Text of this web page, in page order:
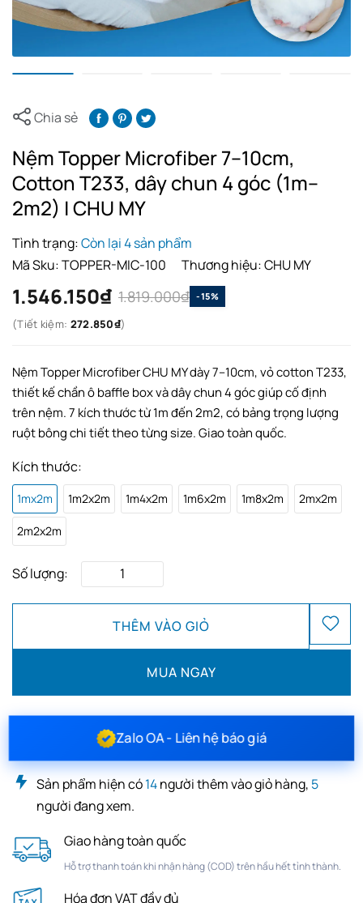
Chia sẻ
Nệm Topper Microfiber 7–10cm,
Cotton T233, dây chun 4 góc (1m–
2m2) | CHU MY
Tình trạng:Còn lại 4 sản phẩm
Mã Sku:TOPPER-MIC-100 Thương hiệu:CHU MY
1.546.150₫ 1.819.000₫ -15%
(Tiết kiệm: 272.850₫)
Nệm Topper Microfiber CHU MY dày 7–10cm, vỏ cotton T233,
thiết kế chần ô baffle box và dây chun 4 góc giúp cố định
trên nệm. 7 kích thước từ 1m đến 2m2, có bảng trọng lượng
ruột bông chi tiết theo từng size. Giao toàn quốc.
Kích thước:
1mx2m 1m2x2m 1m4x2m 1m6x2m 1m8x2m 2mx2m
2m2x2m
Số lượng:
THÊM VÀO GIỎ
MUA NGAY
Zalo OA - Liên hệ báo giá
Sản phẩm hiện có14người thêm vào giỏ hàng, 5
người đang xem.
Giao hàng toàn quốc
Hỗ trợ thanh toán khi nhận hàng (COD) trên hầu hết tỉnh thành.
Hóa đơn VAT đầy đủ